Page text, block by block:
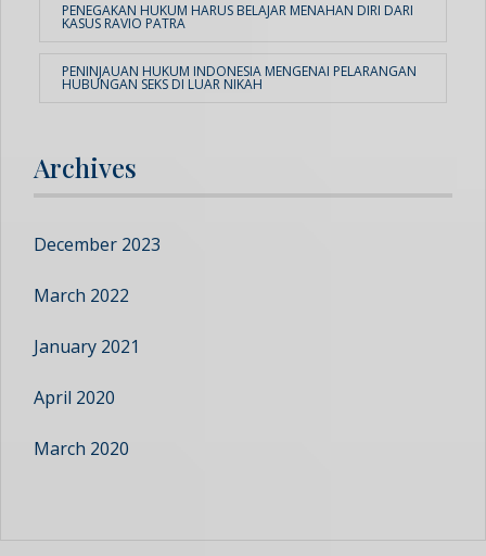
PENEGAKAN HUKUM HARUS BELAJAR MENAHAN DIRI DARI
KASUS RAVIO PATRA
PENINJAUAN HUKUM INDONESIA MENGENAI PELARANGAN
HUBUNGAN SEKS DI LUAR NIKAH
Archives
December 2023
March 2022
January 2021
April 2020
March 2020